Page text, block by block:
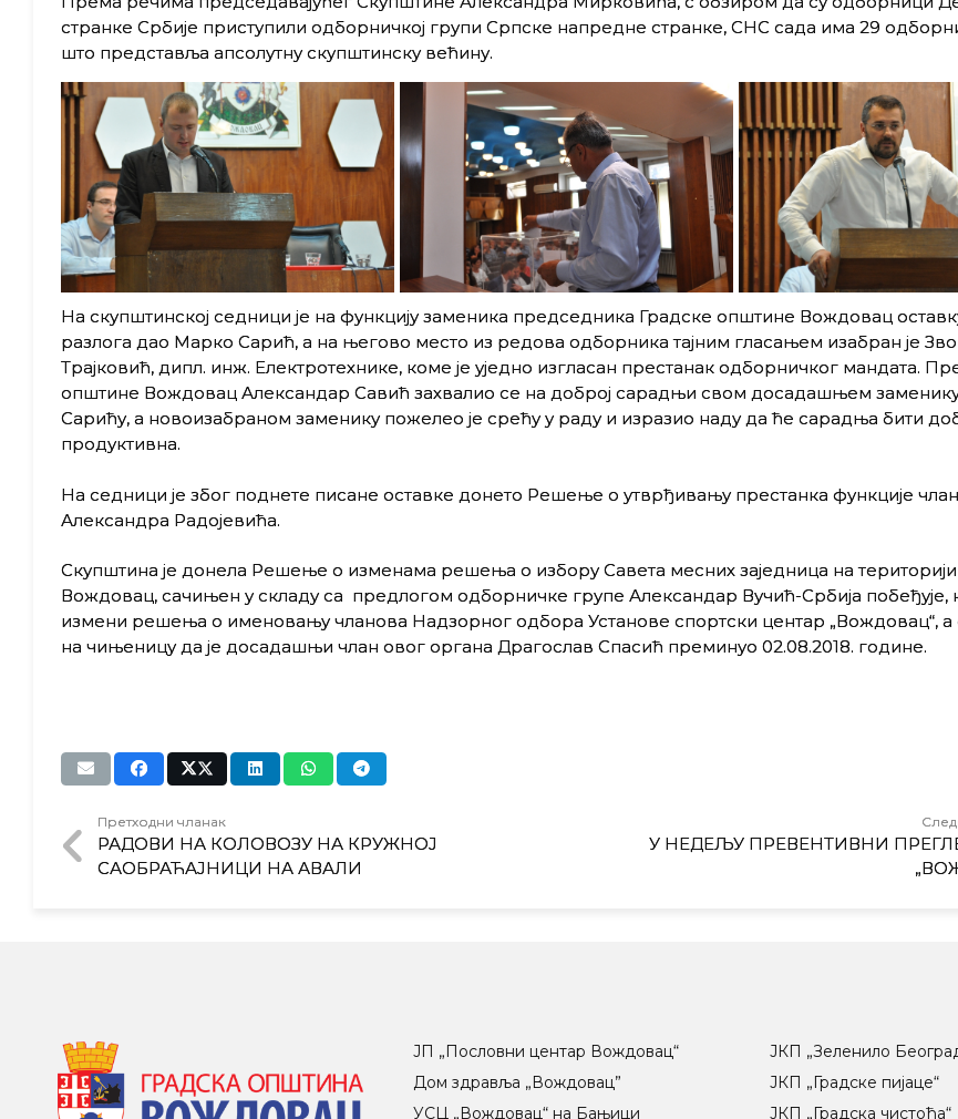
странке Србије приступили одборничкој групи Српске напредне странке, СНС сада има 29
што представља апсолутну скупштинску већину.
На скупштинској седници је на функцију заменика председника Градске општине Вождовац
разлога дао Марко Сарић, а на његово место из редова одборника тајним гласањем изабран је
Трајковић, дипл. инж. Електротехнике, коме је уједно изгласан престанак одборничког мандата.
општине Вождовац Александар Савић захвалио се на доброј сарадњи свом досадашњем
Сарићу, a новоизабраном заменику пожелео је срећу у раду и изразио наду да ће сарадња бити
продуктивна.
На седници је због поднете писане оставке донето Решење о утврђивању престанка функције
Александра Радојевића.
Скупштина је донела Решење о изменама решења о избору Савета месних заједница на
Вождовац, сачињен у складу са предлогом одборничке групе Александар Вучић-Србија побеђује,
измени решења о именовању чланова Надзорног одбора Установе спортски центар „Вождовац“, а
на чињеницу да је досадашњи члан овог органа Драгослав Спасић преминуо 02.08.2018. године.
Претходни чланак
РАДОВИ НА КОЛОВОЗУ НА КРУЖНОЈ
САОБРАЋАЈНИЦИ НА АВАЛИ
У НЕДЕЉУ ПРЕВЕНТИВНИ
ЈП „Пословни центар Вождовац“
Дом здравља „Вождовац”
УСЦ „Вождовац“ на Бањици
ЈКП „Зеленило
ЈКП „Градске пијаце“
ЈКП „Градска чистоћа“